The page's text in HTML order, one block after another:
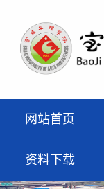
网站首页
资料下载